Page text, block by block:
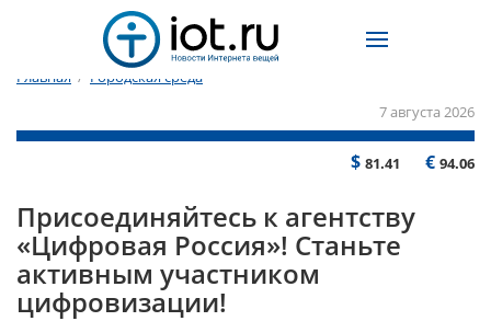
Главная / Городская среда
7 августа 2026
$ 81.41 € 94.06
Присоединяйтесь к агентству
«Цифровая Россия»! Станьте
активным участником
цифровизации!